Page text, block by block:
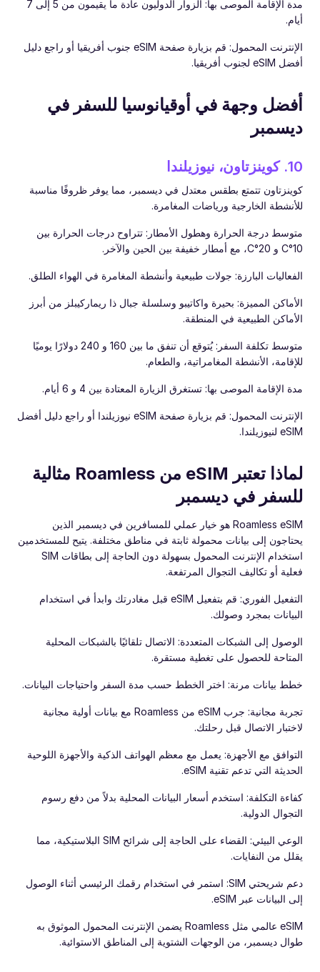
مدة الإقامة الموصى بها: الزوار الدوليون عادة ما يقيمون من 5 إلى 7
أيام.
الإنترنت المحمول: قم بزيارة صفحة eSIM جنوب أفريقيا أو راجع دليل
أفضل eSIM لجنوب أفريقيا.
أفضل وجهة في أوقيانوسيا للسفر في
ديسمبر
10. كوينزتاون، نيوزيلندا
كوينزتاون تتمتع بطقس معتدل في ديسمبر، مما يوفر ظروفًا مناسبة
للأنشطة الخارجية ورياضات المغامرة.
متوسط درجة الحرارة وهطول الأمطار: تتراوح درجات الحرارة بين
10°C و 20°C، مع أمطار خفيفة بين الحين والآخر.
الفعاليات البارزة: جولات طبيعية وأنشطة المغامرة في الهواء الطلق.
الأماكن المميزة: بحيرة واكاتيبو وسلسلة جبال ذا ريماركيبلز من أبرز
الأماكن الطبيعية في المنطقة.
متوسط تكلفة السفر: يُتوقع أن تنفق ما بين 160 و 240 دولارًا يوميًا
للإقامة، الأنشطة المغامراتية، والطعام.
مدة الإقامة الموصى بها: تستغرق الزيارة المعتادة بين 4 و 6 أيام.
الإنترنت المحمول: قم بزيارة صفحة eSIM نيوزيلندا أو راجع دليل أفضل
eSIM لنيوزيلندا.
لماذا تعتبر eSIM من Roamless مثالية
للسفر في ديسمبر
‏Roamless eSIM هو خيار عملي للمسافرين في ديسمبر الذين
يحتاجون إلى بيانات محمولة ثابتة في مناطق مختلفة. يتيح للمستخدمين
استخدام الإنترنت المحمول بسهولة دون الحاجة إلى بطاقات SIM
فعلية أو تكاليف التجوال المرتفعة.
التفعيل الفوري: قم بتفعيل eSIM قبل مغادرتك وابدأ في استخدام
البيانات بمجرد وصولك.
الوصول إلى الشبكات المتعددة: الاتصال تلقائيًا بالشبكات المحلية
المتاحة للحصول على تغطية مستقرة.
خطط بيانات مرنة: اختر الخطط حسب مدة السفر واحتياجات البيانات.
تجربة مجانية: جرب eSIM من Roamless مع بيانات أولية مجانية
لاختبار الاتصال قبل رحلتك.
التوافق مع الأجهزة: يعمل مع معظم الهواتف الذكية والأجهزة اللوحية
الحديثة التي تدعم تقنية eSIM.
كفاءة التكلفة: استخدم أسعار البيانات المحلية بدلاً من دفع رسوم
التجوال الدولية.
الوعي البيئي: القضاء على الحاجة إلى شرائح SIM البلاستيكية، مما
يقلل من النفايات.
دعم شريحتي SIM: استمر في استخدام رقمك الرئيسي أثناء الوصول
إلى البيانات عبر eSIM.
‏eSIM عالمي مثل Roamless يضمن الإنترنت المحمول الموثوق به
طوال ديسمبر، من الوجهات الشتوية إلى المناطق الاستوائية.